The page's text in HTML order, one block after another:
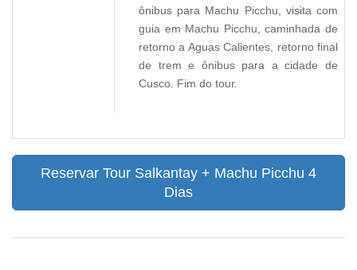
ônibus para Machu Picchu, visita com
guia em Machu Picchu, caminhada de
retorno a Aguas Calientes, retorno final
de trem e ônibus para a cidade de
Cusco. Fim do tour.
Reservar Tour Salkantay + Machu Picchu 4
Dias